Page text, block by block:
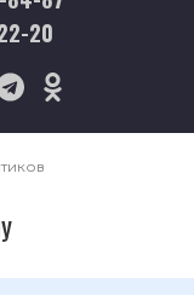
20
odnoklassniki